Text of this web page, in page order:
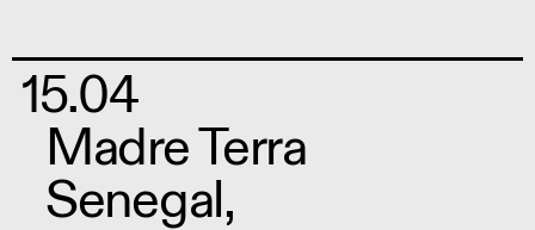
15.04
Madre Terra
Senegal,